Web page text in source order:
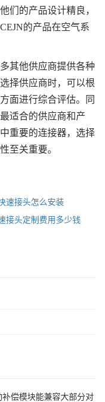
们的产品设计精良，
的产品在空气系
其他供应商提供各种
择供应商时，可以根
面进行综合评估。同
适合的供应商和产
重要的连接器，选择
至关重要。
速接头怎么安装
接头定制费用多少钱
偿模块能兼容大部分对